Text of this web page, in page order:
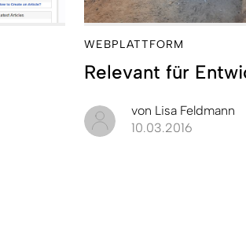
WEBPLATTFORM
Relevant für
von Lisa Feldmann
10.03.2016